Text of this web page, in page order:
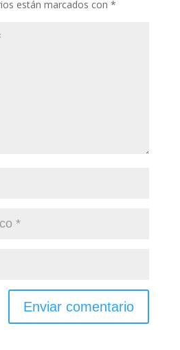
están marcados con *